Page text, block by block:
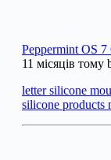
Peppermint OS
11 місяців
letter silicone
silicone